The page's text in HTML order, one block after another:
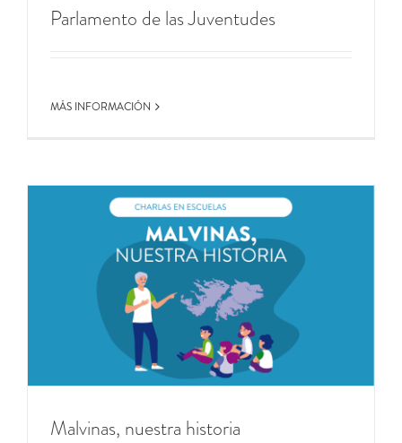
Parlamento de las Juventudes
MÁS INFORMACIÓN
Malvinas, nuestra historia